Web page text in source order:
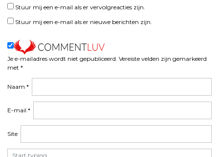
h
t
v
i
g
a
e
Je e-mailadres wordt niet gepubliceerd. Vereiste velden zijn gemarkeerd
met *
Naam *
E-mail *
Site
Stuur mij een e-mail als er vervolgreacties zijn.
Stuur mij een e-mail als er nieuwe berichten zijn.